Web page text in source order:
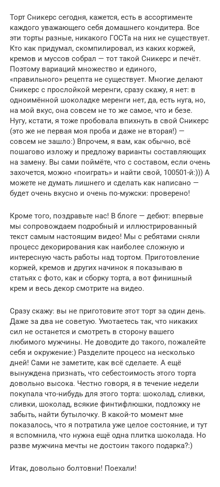
Торт Сникерс сегодня, кажется, есть в ассортименте
каждого уважающего себя домашнего кондитера. Все
эти торты разные, никакого ГОСТа на них не существует.
Кто как придумал, скомпилировал, из каких коржей,
кремов и муссов собрал — тот такой Сникерс и печёт.
Поэтому вариаций множество и единого,
«правильного» рецепта не существует. Многие делают
Сникерс с прослойкой меренги, сразу скажу, я нет: в
одноимённой шоколадке меренги нет, да, есть нуга, но,
на мой вкус, она совсем не то же самое, что и безе.
Нугу, кстати, я тоже пробовала впихнуть в свой Сникерс
(это же не первая моя проба и даже не вторая!) —
совсем не зашло:) Впрочем, я вам, как обычно, всё
пошагово изложу и предложу варианты составляющих
на замену. Вы сами поймёте, что с составом, если очень
захочется, можно «поиграть» и найти свой, 100501-й:))) А
можете не думать лишнего и сделать как написано —
будет очень вкусно и очень по-мужски: проверено!
Кроме того, поздравьте нас! В блоге — дебют: впервые
мы сопровождаем подробный и иллюстрированный
текст самым настоящим видео! Мы с ребятами сняли
процесс декорирования как наиболее сложную и
интересную часть работы над тортом. Приготовление
коржей, кремов и других начинок я показываю в
статьях с фото, как и сборку торта, а вот финишный
крем и весь декор смотрите на видео.
Сразу скажу: вы не приготовите этот торт за один день.
Даже за два не советую. Умотаетесь так, что никаких
сил не останется и смотреть в сторону вашего
любимого мужчины. Не доводите до такого, пожалейте
себя и окружение:) Разделите процесс на несколько
дней! Сами не заметите, как всё сделаете. А ещё
вынуждена признать, что себестоимость этого торта
довольно высока. Честно говоря, я в течение недели
покупала что-нибудь для этого торта: шоколад, сливки,
сливки, шоколад, всякие финтифлюшки, подложку не
забыть, найти бутылочку. В какой-то момент мне
показалось, что я потратила уже целое состояние, и тут
я вспомнила, что нужна ещё одна плитка шоколада. Но
разве мужчина мечты не достоин такого подарка?:)
Итак, довольно болтовни! Поехали!